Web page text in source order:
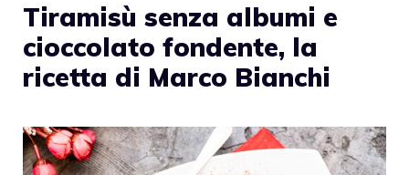
Tiramisù senza albumi e
cioccolato fondente, la
ricetta di Marco Bianchi